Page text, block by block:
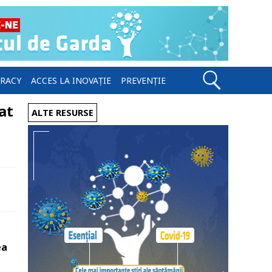
ACCES LA INOVAȚIE PREVENȚIE
ALTE RESURSE